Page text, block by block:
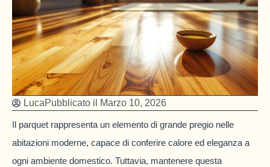
LucaPubblicato il Marzo 10, 2026
Il parquet rappresenta un elemento di grande pregio nelle
abitazioni moderne, capace di conferire calore ed eleganza a
ogni ambiente domestico. Tuttavia, mantenere questa